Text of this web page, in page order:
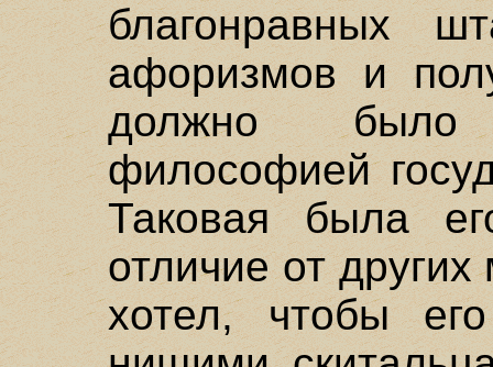
благонравных
афоризмов и
должно было
философией
Таковая была
отличие от
хотел, чтобы